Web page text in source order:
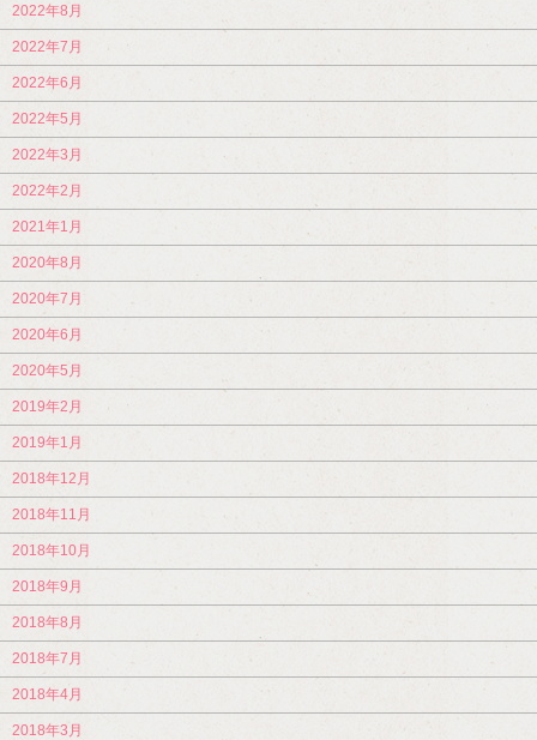
2022年8月
2022年7月
2022年6月
2022年5月
2022年3月
2022年2月
2021年1月
2020年8月
2020年7月
2020年6月
2020年5月
2019年2月
2019年1月
2018年12月
2018年11月
2018年10月
2018年9月
2018年8月
2018年7月
2018年4月
2018年3月